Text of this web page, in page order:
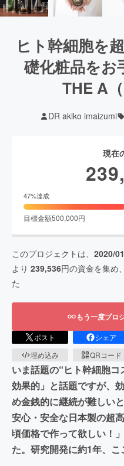
ヒト幹細胞を
礎化粧品をお
THE A
DR akiko imaizumi
現在
47%達成
目標金額500,000円
このプロジェクトは、 2020/
より 239,536円の資金を集め、
た
もう一度プロ
ポスト シェア
埋め込み
QRコード
いま話題の“ヒト幹細胞
効果的」と話題ですが、
め金銭的に継続が難しい
安心・安全な日本製の超
頃価格で作って欲しい！
た。研究開発に約1年、